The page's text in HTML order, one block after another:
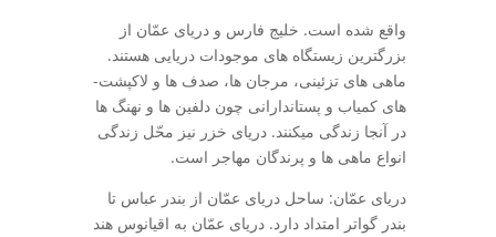
واقع شده است. خلیج فارس و دریای عمّان از
بزرگترین زیستگاه ­های موجودات دریایی هستند.
ماهی­ های تزئینی، مرجان ­ها، صدف­ ها و لاک­پشت­
های کمیاب و پستاندارانی چون دلفین­ ها و نهنگ­ ها
در آن­جا زندگی می­کنند. دریای خزر نیز محّل زندگی
انواع ماهی­ ها و پرندگان مهاجر است.
دریای عمّان: ساحل دریای عمّان از بندر عباس تا
بندر گواتر امتداد دارد. دریای عمّان به اقیانوس هند